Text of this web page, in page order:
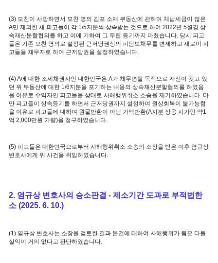
(3) 모친이 사망하면서 모친 명의 김포 소재 부동산에 관하여 체납세금이 많은
A만 제외한 채 피고들이 각 1/5지분씩 상속받는 것으로 하여 2022년 5월경 상
속재산분할협의를 하고 이에 기하여 그 무렵 등기까지 마쳤습니다. 당시 피고
들은 기존 모친 명의로 설정된 근저당권상의 피담보채무를 변제하고 새로이 피
고들을 채무자로 하여 근저당권을 설정하였습니다.
(4) A에 대한 조세채권자인 대한민국은 A가 채무면탈 목적으로 자신이 갖고 있
던 위 부동산에 대한 1/6지분을 포기하는 내용의 상속재산분할협의를 하였음
을 이유로 수익자인 피고들을 상대로 사해행위취소 소송을 제기하였습니다. 다
만 피고들이 상속등기를 하면서 근저당권까지 설정하여 원상회복이 불가능함
을 이유로 피고들에 대하여 원물반환이 아닌 가액반환(A지분 상응 시가인 약1
억 2,000만원 가량)을 청구하였습니다.
(5) 피고들은 대한민국으로부터 사해행위취소 소송의 소장을 받은 이후 염규상
변호사에게 위 사건을 위임하였습니다.
2. 염규상 변호사의 승소판결 - 제소기간 도과로 부적법한
소 (2025. 6. 10.)
(1) 염규상 변호사는 소장을 검토한 결과 본건에 대하여 사해행위가 됨은 다툴
실익이 거의 없다고 판단하였습니다.